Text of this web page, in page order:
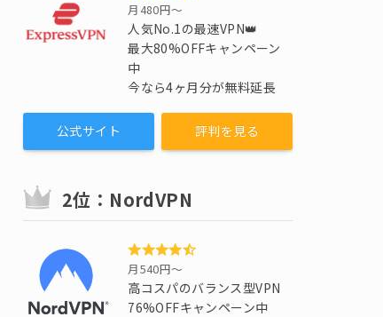
月480円〜
人気No.1の最速VPN👑
最大80%OFFキャンペーン
中
今なら4ヶ月分が無料延長
公式サイト 評判を見る
2位：NordVPN
月540円〜
高コスパのバランス型VPN
76%OFFキャンペーン中